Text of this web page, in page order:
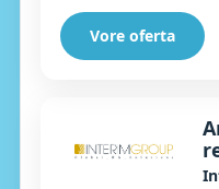
Vore oferta